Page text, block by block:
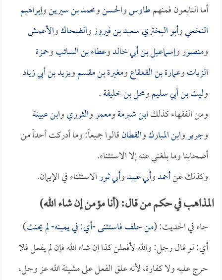
أما التابعون فمنهمطاوسوالحسنومحمد بن سيرينوإبراهيم
النخعيوأبو البختري سعيد بن فيروزوالضحاكوالأعمش
ومنصوروإسماعيل بن أبي خالدوعطاء بن السائبوحمزة
الزياتوعمارة بن القعقاعومغيرة بن مقسمويزيد بن أبي زياد
وليث بن أبي سليمومحل بن خليفة.
ومن الفقهاء كذلكابن شبرمةومعمروالثوريوابن عيينة
وجريروابن المباركوالقطانقالوا جميعاً: وما أدركت أحداً من
أصحابنا وما بلغني عنه إلا الاستثناء.
وكذلك عنأحمدوأبي عبيدوأبي ثورالاستثناء في الإيمان.
المذاهب في حكم من قال: (أنا مؤمن إن شاء الله)
جاء في الحديث: (من حلف فاستثنى -أي: في يمينه- لم يحنث)
أي: لو قال رجل: والله لأفعلن كذا إن شاء الله فإن لم يفعل فلا
حرج عليه ولا كفارة، لأنه علق الفعل على مشيئة الله عز وجل،